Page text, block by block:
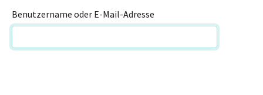
Benutzername oder E-Mail-Adresse